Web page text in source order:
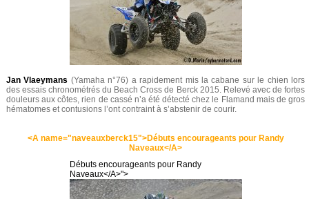
Jan Vlaeymans (Yamaha n°76) a rapidement mis la cabane sur le chien lors
des essais chronométrés du Beach Cross de Berck 2015. Relevé avec de fortes
douleurs aux côtes, rien de cassé n’a été détecté chez le Flamand mais de gros
hématomes et contusions l’ont contraint à s’abstenir de courir.
<A name="naveauxberck15">Débuts encourageants pour Randy
Naveaux</A>
Débuts encourageants pour Randy
Naveaux</A>">